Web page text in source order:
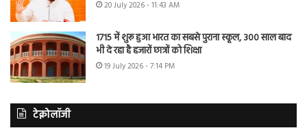
20 July 2026 - 11:43 AM
1715 में शुरू हुआ भारत का सबसे पुराना स्कूल, 300 साल बाद
भी दे रहा है हजारों छात्रों को शिक्षा
19 July 2026 - 7:14 PM
टेक्नोलॉजी